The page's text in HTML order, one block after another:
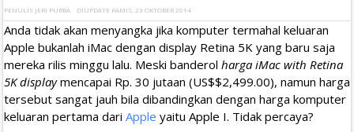
PENULIS JERI PURBA DIUPDATE KAMIS, 23 OKTOBER 2014
Anda tidak akan menyangka jika komputer termahal keluaran
Apple bukanlah iMac dengan display Retina 5K yang baru saja
mereka rilis minggu lalu. Meski banderol harga iMac with Retina
5K displaymencapai Rp. 30 jutaan (US$$2,499.00), namun harga
tersebut sangat jauh bila dibandingkan dengan harga komputer
keluaran pertama dari Apple yaitu Apple I. Tidak percaya?